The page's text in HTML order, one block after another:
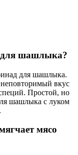
шашлыка?
для шашлыка.
вкус
Простой, но
шашлыка с луком
мясо